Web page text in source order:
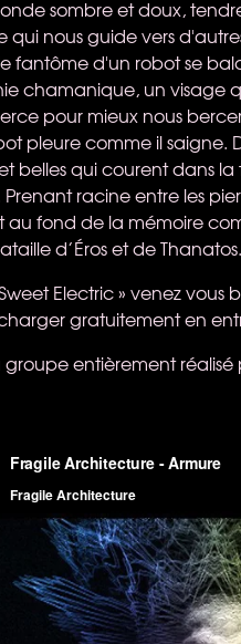
sombre et doux,
qui nous guide vers
fantôme d'un robot se
chamanique, un visage
pour mieux nous
pleure comme il saigne.
belles qui courent dans
racine entre les
au fond de la mémoire
d’Éros et de Thanatos.
Electric » venez
gratuitement en
groupe entièrement